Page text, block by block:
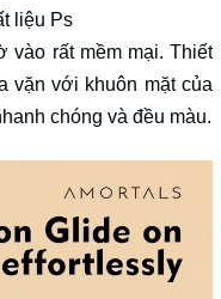
liệu Ps
vào rất mềm mại. Thiết
vặn với khuôn mặt của
chóng và đều màu.